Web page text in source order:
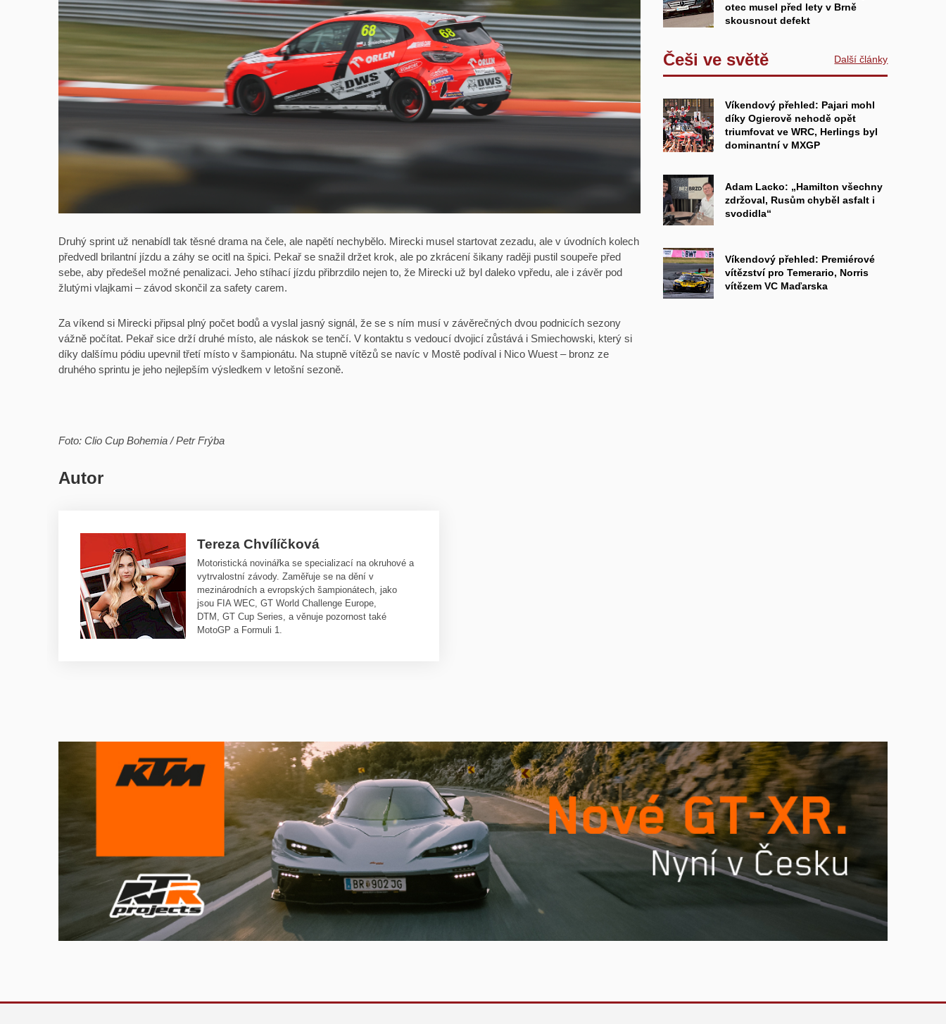
Druhý sprint už nenabídl tak těsné drama na čele, ale napětí nechybělo. Mirecki musel startovat zezadu, ale v úvodních kolech
předvedl brilantní jízdu a záhy se ocitl na špici. Pekař se snažil držet krok, ale po zkrácení šikany raději pustil soupeře před
sebe, aby předešel možné penalizaci. Jeho stíhací jízdu přibrzdilo nejen to, že Mirecki už byl daleko vpředu, ale i závěr pod
žlutými vlajkami – závod skončil za safety carem.
Za víkend si Mirecki připsal plný počet bodů a vyslal jasný signál, že se s ním musí v závěrečných dvou podnicích sezony
vážně počítat. Pekař sice drží druhé místo, ale náskok se tenčí. V kontaktu s vedoucí dvojicí zůstává i Smiechowski, který si
díky dalšímu pódiu upevnil třetí místo v šampionátu. Na stupně vítězů se navíc v Mostě podíval i Nico Wuest – bronz ze
druhého sprintu je jeho nejlepším výsledkem v letošní sezoně.
Foto: Clio Cup Bohemia / Petr Frýba
Autor
Tereza Chvílíčková
Motoristická novinářka se specializací na okruhové a
vytrvalostní závody. Zaměřuje se na dění v
mezinárodních a evropských šampionátech, jako
jsou FIA WEC, GT World Challenge Europe,
DTM, GT Cup Series, a věnuje pozornost také
MotoGP a Formuli 1.
otec musel před lety v Brně
skousnout defekt
Češi ve světě Další články
Víkendový přehled: Pajari mohl
díky Ogierově nehodě opět
triumfovat ve WRC, Herlings byl
dominantní v MXGP
Adam Lacko: „Hamilton všechny
zdržoval, Rusům chyběl asfalt i
svodidla“
Víkendový přehled: Premiérové
vítězství pro Temerario, Norris
vítězem VC Maďarska